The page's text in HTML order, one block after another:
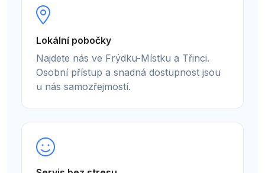
Lokální pobočky
Najdete nás ve Frýdku-Místku a Třinci.
Osobní přístup a snadná dostupnost jsou
u nás samozřejmostí.